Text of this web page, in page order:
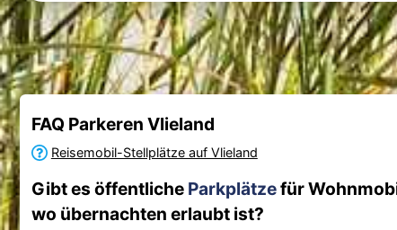
FAQ Parkeren Vlieland
Reisemobil-Stellplätze auf Vlieland
Gibt es öffentliche Parkplätzefür
wo übernachten erlaubt ist?